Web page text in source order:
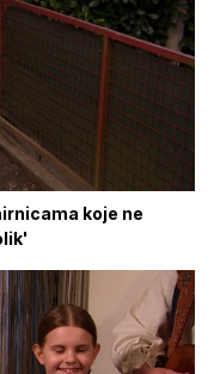
koje ne